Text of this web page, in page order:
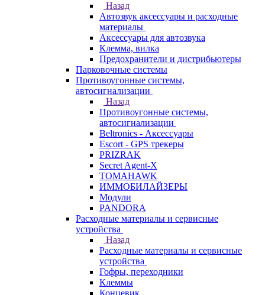
Назад
Автозвук аксессуары и расходные
материалы
Аксессуары для автозвука
Клемма, вилка
Предохранители и дистрибьютеры
Парковочные системы
Противоугонные системы,
автосигнализации
Назад
Противоугонные системы,
автосигнализации
Beltronics - Аксессуары
Escort - GPS трекеры
PRIZRAK
Secret Agent-X
TOMAHAWK
ИММОБИЛАЙЗЕРЫ
Модули
PANDORA
Расходные материалы и сервисные
устройства
Назад
Расходные материалы и сервисные
устройства
Гофры, переходники
Клеммы
Концевик